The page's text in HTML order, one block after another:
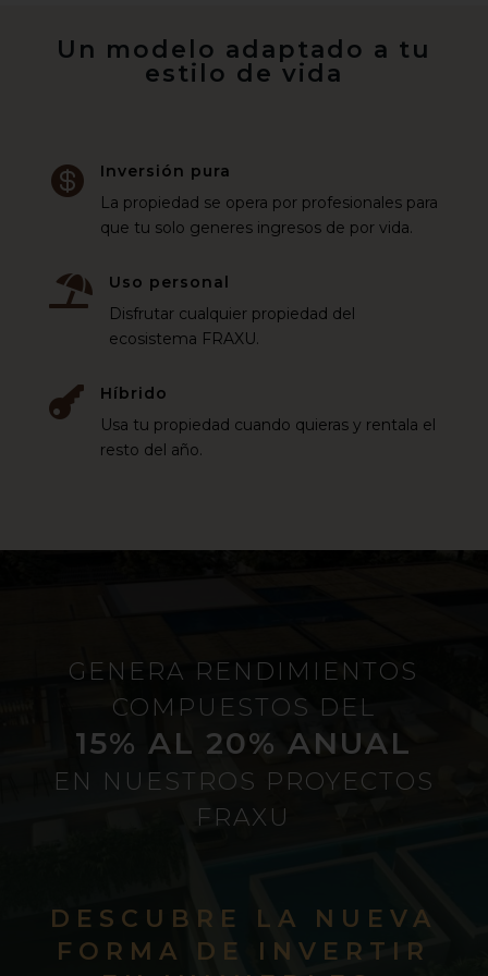
Un modelo adaptado a tu
estilo de vida

Inversión pura
La propiedad se opera por profesionales para
que tu solo generes ingresos de por vida.

Uso personal
Disfrutar cualquier propiedad del
ecosistema FRAXU.

Híbrido
Usa tu propiedad cuando quieras y rentala el
resto del año.
GENERA RENDIMIENTOS
COMPUESTOS DEL
15% AL 20% ANUAL
EN NUESTROS PROYECTOS
FRAXU
DESCUBRE LA NUEVA
FORMA DE INVERTIR